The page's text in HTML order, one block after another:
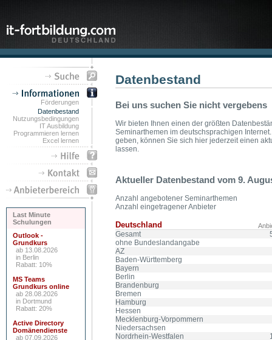
Förderungen
Datenbestand
Nutzungsbedingungen
IT Ausbildung
Programmieren lernen
Excel lernen
Last Minute
Schulungen
Outlook -
Grundkurs
ab 13.08.2026
in Berlin
Rabatt: 10%
MS Teams
Grundkurs online
ab 28.08.2026
in Dortmund
Rabatt: 20%
Active Directory
Domänendienste
ab 07.09.2026
Datenbestand
Bei uns suchen Sie nicht vergebens
Wir bieten Ihnen einen der größten
Seminarthemen im deutschsprachigen
geben, können Sie sich hier jederzeit einen
lassen.
Aktueller Datenbestand vom 9.
Anzahl angebotener Seminarthemen
Anzahl eingetragener Anbieter
Deutschland
Gesamt
ohne Bundeslandangabe
AZ
Baden-Württemberg
Bayern
Berlin
Brandenburg
Bremen
Hamburg
Hessen
Mecklenburg-Vorpommern
Niedersachsen
Nordrhein-Westfalen